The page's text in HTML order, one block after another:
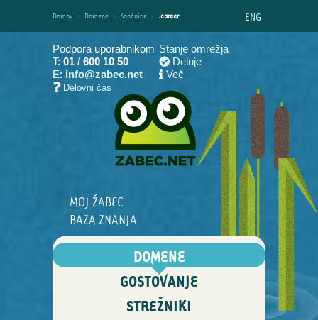
Domov › Domene › Končnice › .career ENG
Podpora uporabnikom
T: 01 / 600 10 50
E: info@zabec.net
Delovni čas
Stanje omrežja
Deluje
Več
MOJ ŽABEC
BAZA ZNANJA
DOMENE
GOSTOVANJE
STREŽNIKI